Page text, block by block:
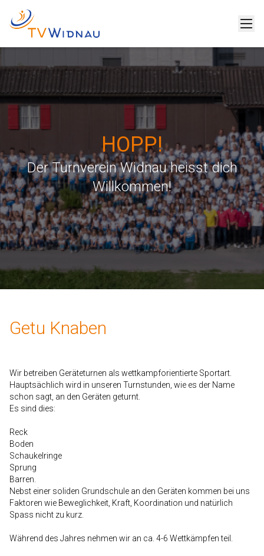
HOPP!
Der Turnverein Widnau heisst dich
Willkommen!
Getu Knaben
Wir betreiben Geräteturnen als wettkampforientierte Sportart.
Hauptsächlich wird in unseren Turnstunden, wie es der Name
schon sagt, an den Geräten geturnt.
Es sind dies:
Reck
Boden
Schaukelringe
Sprung
Barren.
Nebst einer soliden Grundschule an den Geräten kommen bei uns
Faktoren wie Beweglichkeit, Kraft, Koordination und natürlich
Spass nicht zu kurz.
Während des Jahres nehmen wir an ca. 4-6 Wettkämpfen teil.